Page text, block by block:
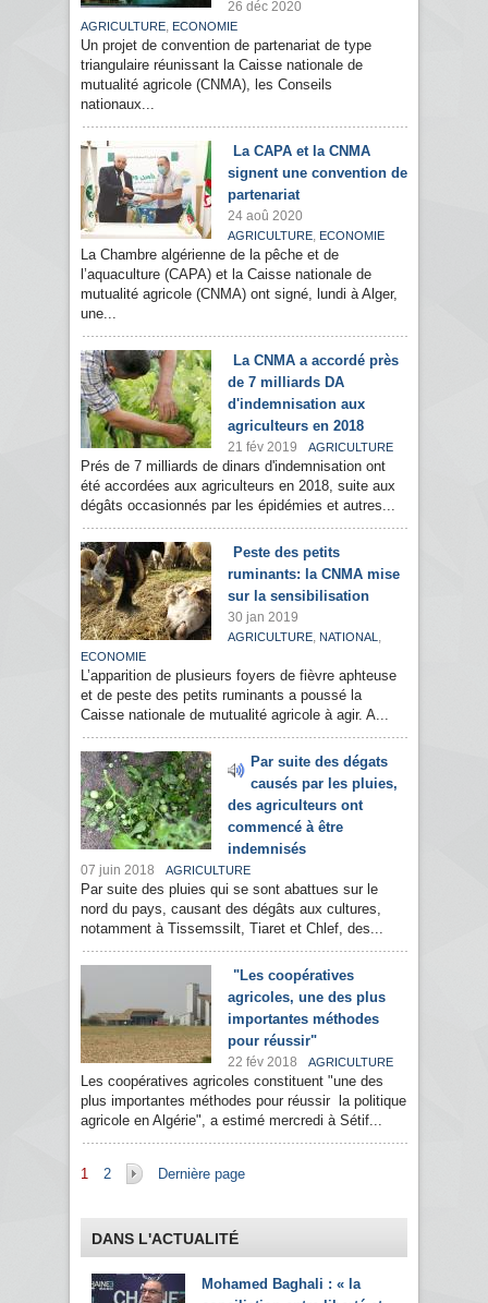
26 déc 2020
AGRICULTURE, ECONOMIE
Un projet de convention de partenariat de type
triangulaire réunissant la Caisse nationale de
mutualité agricole (CNMA), les Conseils
nationaux...
La CAPA et la CNMA
signent une convention de
partenariat
24 aoû 2020
AGRICULTURE, ECONOMIE
La Chambre algérienne de la pêche et de
l’aquaculture (CAPA) et la Caisse nationale de
mutualité agricole (CNMA) ont signé, lundi à Alger,
une...
La CNMA a accordé près
de 7 milliards DA
d'indemnisation aux
agriculteurs en 2018
21 fév 2019 AGRICULTURE
Prés de 7 milliards de dinars d'indemnisation ont
été accordées aux agriculteurs en 2018, suite aux
dégâts occasionnés par les épidémies et autres...
Peste des petits
ruminants: la CNMA mise
sur la sensibilisation
30 jan 2019
AGRICULTURE, NATIONAL ,
ECONOMIE
L’apparition de plusieurs foyers de fièvre aphteuse
et de peste des petits ruminants a poussé la
Caisse nationale de mutualité agricole à agir. A...
Par suite des dégats
causés par les pluies,
des agriculteurs ont
commencé à être
indemnisés
07 juin 2018 AGRICULTURE
Par suite des pluies qui se sont abattues sur le
nord du pays, causant des dégâts aux cultures,
notamment à Tissemssilt, Tiaret et Chlef, des...
"Les coopératives
agricoles, une des plus
importantes méthodes
pour réussir"
22 fév 2018 AGRICULTURE
Les coopératives agricoles constituent "une des
plus importantes méthodes pour réussir la politique
agricole en Algérie", a estimé mercredi à Sétif...
Pages
1 2 Dernière page
DANS L'ACTUALITÉ
Mohamed Baghali : « la